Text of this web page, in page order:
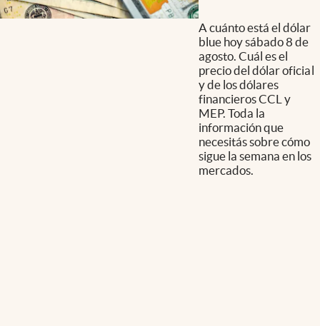
A cuánto está el dólar
blue hoy sábado 8 de
agosto. Cuál es el
precio del dólar oficial
y de los dólares
financieros CCL y
MEP. Toda la
información que
necesitás sobre cómo
sigue la semana en los
mercados.